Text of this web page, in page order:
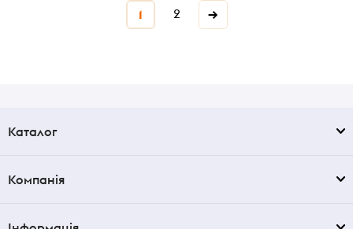
1 2 →
Каталог
Компанія